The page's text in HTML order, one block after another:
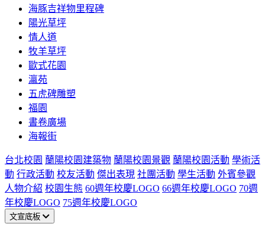
海豚吉祥物里程碑
陽光草坪
情人道
牧羊草坪
歐式花園
瀛苑
五虎碑雕塑
福園
書卷廣場
海報街
台北校園 蘭陽校園建築物 蘭陽校園景觀 蘭陽校園活動 學術活
動 行政活動 校友活動 傑出表現 社團活動 學生活動 外賓參觀
人物介紹 校園生態 60週年校慶LOGO 66週年校慶LOGO 70週
年校慶LOGO 75週年校慶LOGO
文宣底板